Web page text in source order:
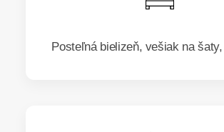
Posteľná bielizeň, vešiak na